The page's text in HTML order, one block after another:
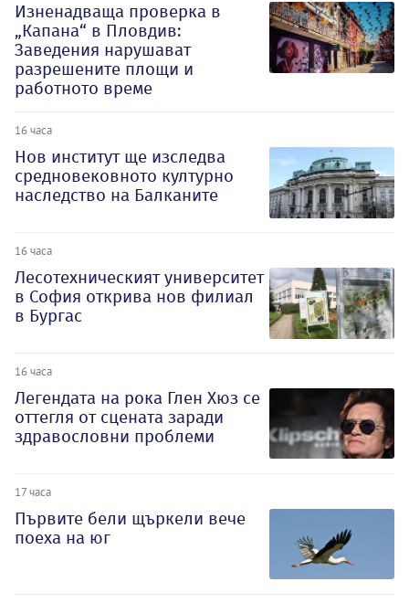
Изненадваща проверка в
„Капана“ в Пловдив:
Заведения нарушават
разрешените площи и
работното време
16 часа
Нов институт ще изследва
средновековното културно
наследство на Балканите
16 часа
Лесотехническият университет
в София открива нов филиал
в Бургас
16 часа
Легендата на рока Глен Хюз се
оттегля от сцената заради
здравословни проблеми
17 часа
Първите бели щъркели вече
поеха на юг